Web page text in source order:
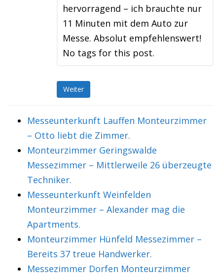
hervorragend – ich brauchte nur
11 Minuten mit dem Auto zur
Messe. Absolut empfehlenswert!
No tags for this post.
Weiter
Messeunterkunft Lauffen Monteurzimmer
– Otto liebt die Zimmer.
Monteurzimmer Geringswalde
Messezimmer – Mittlerweile 26 überzeugte
Techniker.
Messeunterkunft Weinfelden
Monteurzimmer – Alexander mag die
Apartments.
Monteurzimmer Hünfeld Messezimmer –
Bereits 37 treue Handwerker.
Messezimmer Dorfen Monteurzimmer